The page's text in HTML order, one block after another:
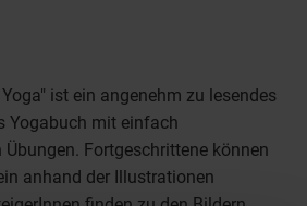
ist ein angenehm zu lesendes
Yogabuch mit einfach
Fortgeschrittene können
anhand der Illustrationen